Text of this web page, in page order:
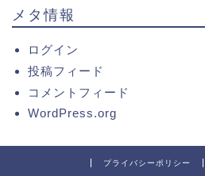
メタ情報
ログイン
投稿フィード
コメントフィード
WordPress.org
プライバシーポリシー